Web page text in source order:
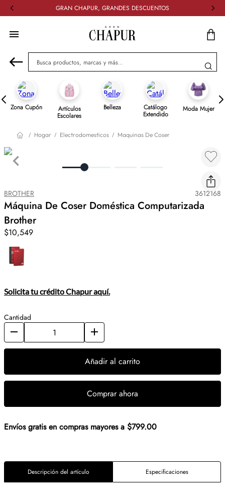
GRAN CHAPUR, GRANDES DESCUENTOS
Busca productos, marcas y más...
Zona Cupón Artículos
Escolares
Belleza Catálogo
Extendido
Moda Mujer
Hogar Electrodomesticos Maquinas De Coser
BROTHER 3612168
Máquina De Coser Doméstica Computarizada
Brother
$10,549
Solicita tu crédito Chapur aquí.
Cantidad
Añadir al carrito
Comprar ahora
Envíos gratis en compras mayores a $799.00
Descripción del artículo Especificaciones